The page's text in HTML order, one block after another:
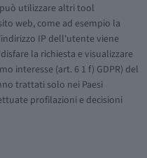
utilizzare altri tool
web, come ad esempio la
IP dell'utente viene
la richiesta e visualizzare
interesse (art. 6 1 f) GDPR) del
trattati solo nei Paesi
profilazioni e decisioni